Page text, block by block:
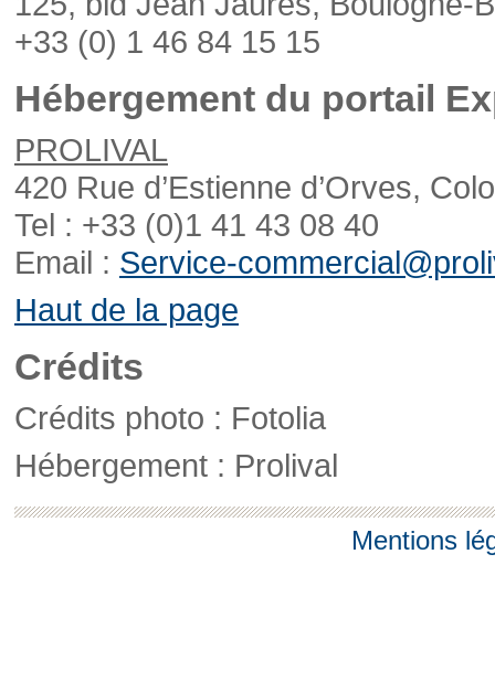
+33 (0) 1 46 84 15 15
Hébergement du portail
PROLIVAL
420 Rue d’Estienne d’Orves,
Tel : +33 (0)1 41 43 08 40
Email : Service-
Haut de la page
Crédits
Crédits photo : Fotolia
Hébergement : Prolival
Mentions